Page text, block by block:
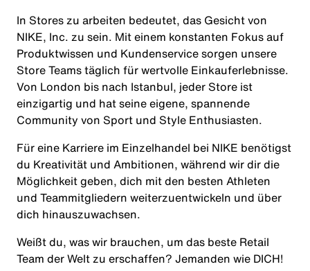
In Stores zu arbeiten bedeutet, das Gesicht von
NIKE, Inc. zu sein. Mit einem konstanten Fokus auf
Produktwissen und Kundenservice sorgen unsere
Store Teams täglich für wertvolle Einkauferlebnisse.
Von London bis nach Istanbul, jeder Store ist
einzigartig und hat seine eigene, spannende
Community von Sport und Style Enthusiasten.
Für eine Karriere im Einzelhandel bei NIKE benötigst
du Kreativität und Ambitionen, während wir dir die
Möglichkeit geben, dich mit den besten Athleten
und Teammitgliedern weiterzuentwickeln und über
dich hinauszuwachsen.
Weißt du, was wir brauchen, um das beste Retail
Team der Welt zu erschaffen? Jemanden wie DICH!